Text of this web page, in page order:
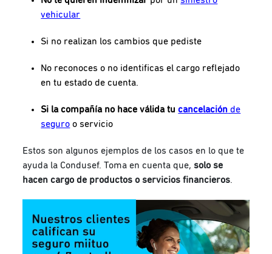
vehicular
Si no realizan los cambios que pediste
No reconoces o no identificas el cargo reflejado
en tu estado de cuenta.
Si la compañía no hace válida tucancelación de
seguro o servicio
Estos son algunos ejemplos de los casos en lo que te
ayuda la Condusef. Toma en cuenta que, solo se
hacen cargo de productos o servicios financieros.